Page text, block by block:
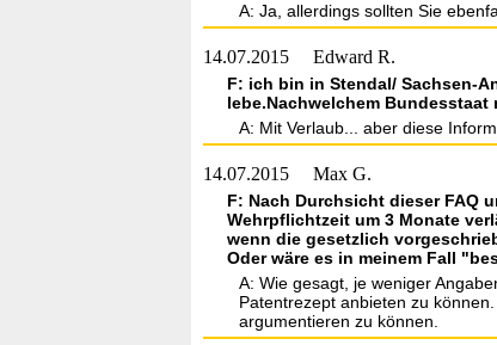
A: Ja, allerdings sollten Sie
14.07.2015 Edward R.
F: ich bin in Stendal/ Sachsen-
lebe.Nachwelchem
A: Mit Verlaub... aber diese
14.07.2015 Max G.
F: Nach Durchsicht dieser FAQ
Wehrpflichtzeit um 3 Monate
wenn die gesetzlich
Oder wäre es in meinem Fall
A: Wie gesagt, je weniger
Patentrezept anbieten zu
argumentieren zu können.